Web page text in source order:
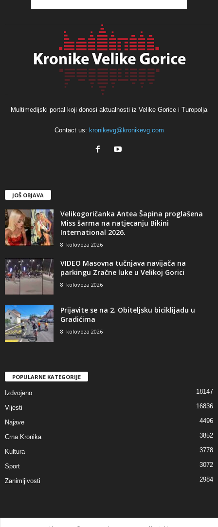
Multimedijski portal koji donosi aktualnosti iz Velike Gorice i Turopolja
Contact us: kronikevg@kronikevg.com
JOŠ OBJAVA
Velikogoričanka Antea Šapina proglašena
Miss šarma na natjecanju Bikini
International 2026.
8. kolovoza 2026
VIDEO Masovna tučnjava navijača na
parkingu Zračne luke u Velikoj Gorici
8. kolovoza 2026
Prijavite se na 2. Obiteljsku biciklijadu u
Gradićima
8. kolovoza 2026
POPULARNE KATEGORIJE
Izdvojeno 18147
Vijesti 16836
Najave 4496
Crna Kronika 3852
Kultura 3778
Sport 3072
Zanimljivosti 2984